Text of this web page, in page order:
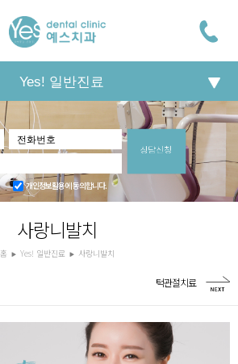
Yes! 일반진료
개인정보활용에 동의합니다.
사랑니발치
홈 Yes! 일반진료 사랑니발치
턱관절치료